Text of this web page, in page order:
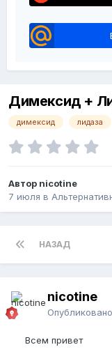
Димексид +
димексид лидаза
Автор nicotine
7 июля в
НАЗАД
nicotine
Опубликовано
Всем привет